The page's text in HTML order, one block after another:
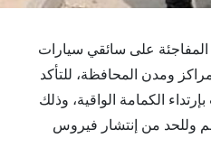
إستمراراً للحملات التفتيشية المفاجئة على سائقي سيارات
الأجرة والمواقف العمومية بمراكز ومدن المحافظة، للتأكد
من إلتزام السائقين والركاب بإرتداء الكمامة الواقية، وذلك
حفاظاً على صحتهم وسلامتهم وللحد من إنتشار فيروس